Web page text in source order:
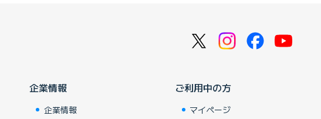
企業情報
企業情報
ご利用中の方
マイページ